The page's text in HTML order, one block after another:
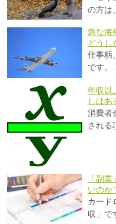
の方は
急な海
どうし
仕事柄
です。
年収以
しはあ
消費者
される
「副
いのか
カード
収」で